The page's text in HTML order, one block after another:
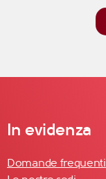
In evidenza
Domande frequenti